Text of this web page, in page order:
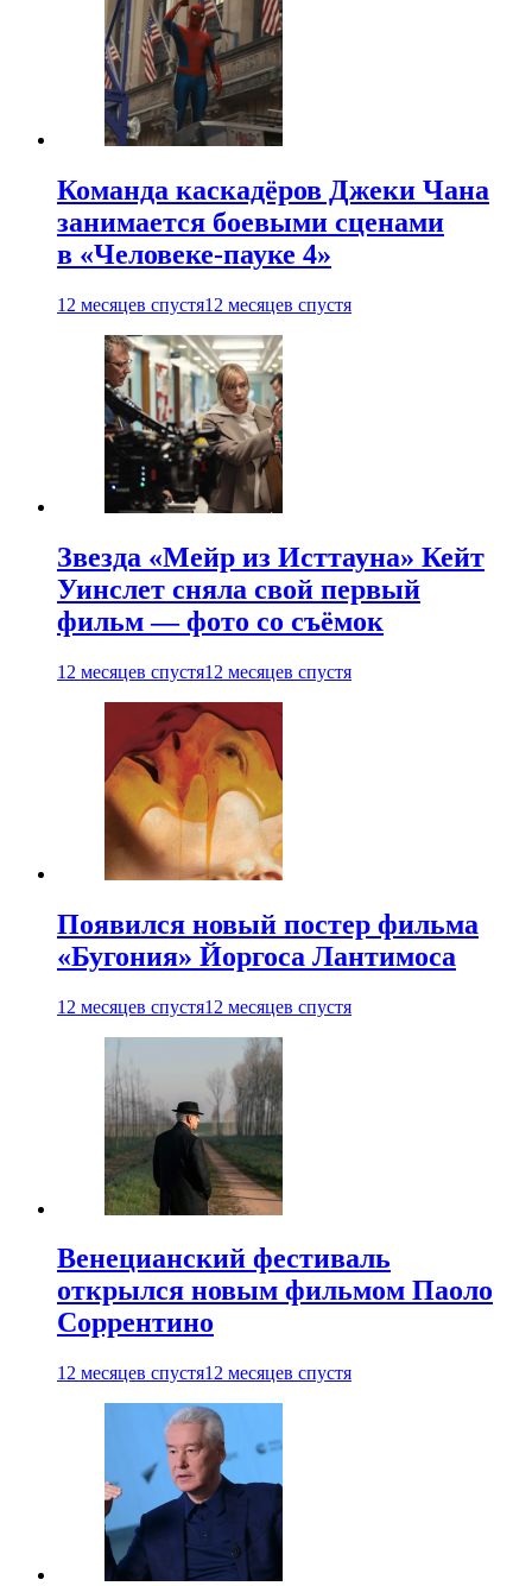
Команда каскадёров Джеки Чана
занимается боевыми сценами
в «Человеке-пауке 4»
12 месяцев спустя12 месяцев спустя
Звезда «Мейр из Исттауна» Кейт
Уинслет сняла свой первый
фильм — фото со съёмок
12 месяцев спустя12 месяцев спустя
Появился новый постер фильма
«Бугония» Йоргоса Лантимоса
12 месяцев спустя12 месяцев спустя
Венецианский фестиваль
открылся новым фильмом Паоло
Соррентино
12 месяцев спустя12 месяцев спустя